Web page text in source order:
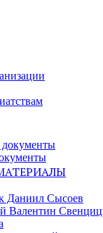
Даниил Сысоев
Валентин